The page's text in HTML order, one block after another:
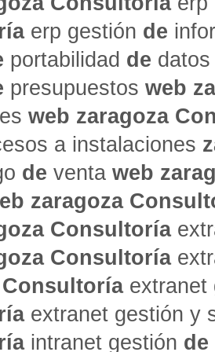
erp gestión de
portabilidad de
presupuestos web
web zaragoza
a instalaciones
de venta web
zaragoza
Consultoría
Consultoría
Consultoríaextranet
extranet gestión y
intranet gestión de